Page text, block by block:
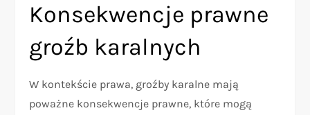
Konsekwencje prawne
groźb karalnych
W kontekście prawa, groźby karalne mają
poważne konsekwencje prawne, które mogą